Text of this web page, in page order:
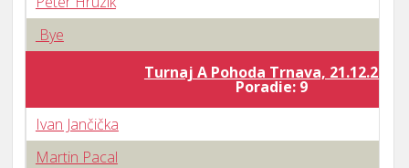
Bye
Turnaj A Pohoda Trnava, 21.12.2019
Poradie: 9
Ivan Jančička
Martin Pacal